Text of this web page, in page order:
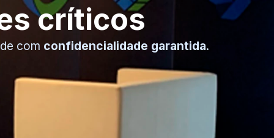
críticos
com confidencialidade garantida.